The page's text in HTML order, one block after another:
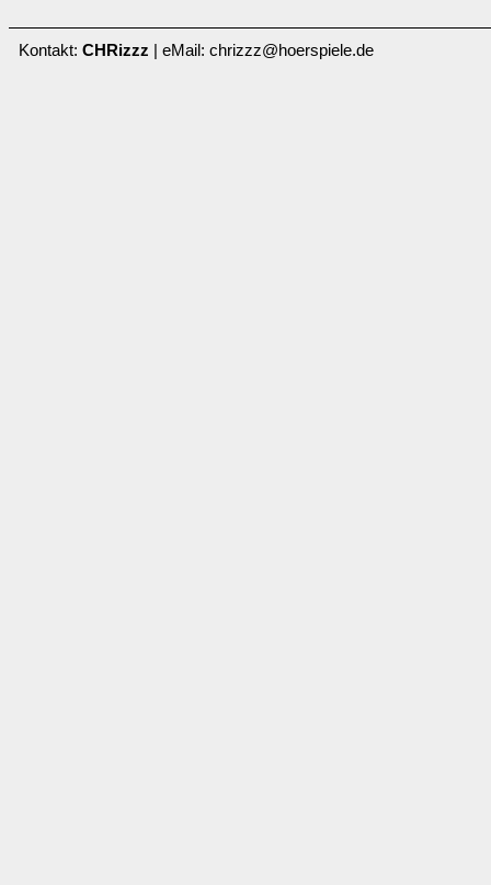
Kontakt: CHRizzz | eMail: chrizzz@hoerspiele.de